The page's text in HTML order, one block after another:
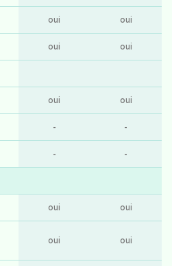
oui oui
oui oui
oui oui
- -
- -
oui oui
oui oui